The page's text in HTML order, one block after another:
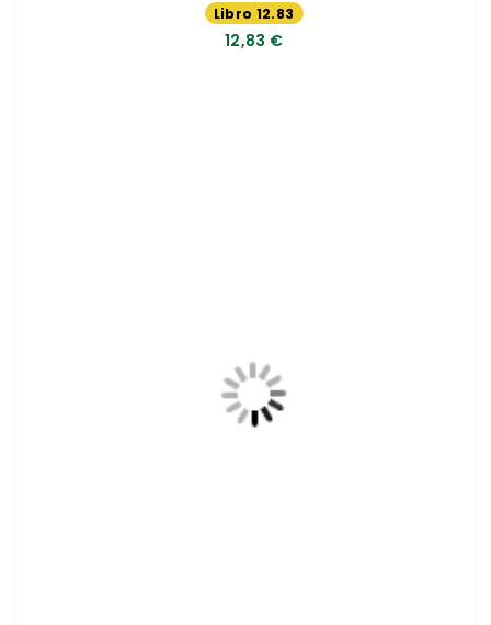
Libro 12.83
€
12,83 €